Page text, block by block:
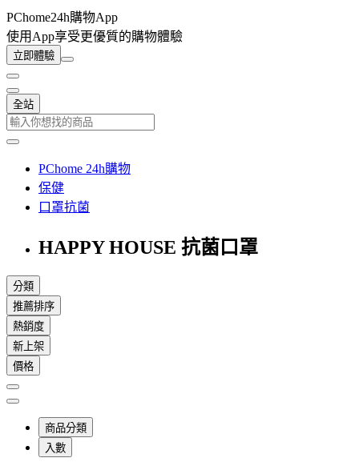
PChome24h購物App
使用App享受更優質的購物體驗
立即體驗
全站
PChome 24h購物
保健
口罩抗菌
HAPPY HOUSE 抗菌口罩
分類
推薦排序
熱銷度
新上架
價格
商品分類
入數